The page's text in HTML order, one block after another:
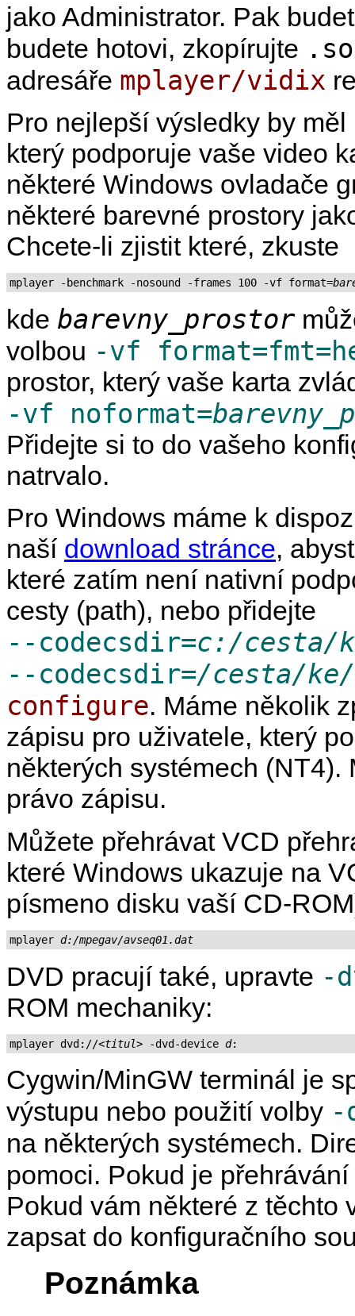
jako Administrator. Pak
budete hotovi, zkopírujte .so
adresáře mplayer/vidix
Pro nejlepší výsledky by měl
který podporuje vaše video
některé Windows ovladače
některé barevné prostory
Chcete-li zjistit které, zkuste
mplayer -benchmark -nosound -frames 100 -vf format=
kde barevny_prostor
volbou -vf
prostor, který vaše karta
-vf noformat=
Přidejte si to do vašeho
natrvalo.
Pro Windows máme k
naší download stránce,
které zatím není nativní
cesty (path), nebo přidejte
--codecsdir=c:/cesta/
--codecsdir=/cesta/ke/
configure. Máme několik
zápisu pro uživatele, který
některých systémech
právo zápisu.
Můžete přehrávat VCD
které Windows ukazuje na
písmeno disku vaší CD-
mplayer d:/mpegav/avseq01.dat
DVD pracují také, upravte -
ROM mechaniky:
mplayer dvd://<titul> -dvd-device d
Cygwin/MinGW terminál je
výstupu nebo použití volby -
na některých systémech.
pomoci. Pokud je
Pokud vám některé z těchto
zapsat do konfiguračního
Poznámka